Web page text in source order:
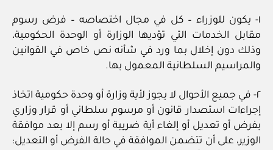
١- يكون للوزراء – كل في مجال اختصاصه – فرض رسوم
مقابل الخدمات التي تؤديها الوزارة أو الوحدة الحكومية،
وذلك دون إخلال بما ورد في شأنه نص خاص في القوانين
والمراسيم السلطانية المعمول بها.
٢- في جميع الأحوال لا يجوز لأية وزارة أو وحدة حكومية اتخاذ
إجراءات استصدار قانون أو مرسوم سلطاني أو قرار وزاري
بفرض أو تعديل أو إلغاء أية ضريبة أو رسم إلا بعد موافقة
الوزير، على أن تتضمن الموافقة في حالة الفرض أو التعديل: